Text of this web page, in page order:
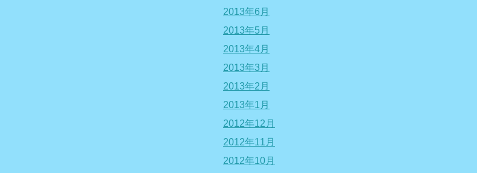
2013年6月
2013年5月
2013年4月
2013年3月
2013年2月
2013年1月
2012年12月
2012年11月
2012年10月